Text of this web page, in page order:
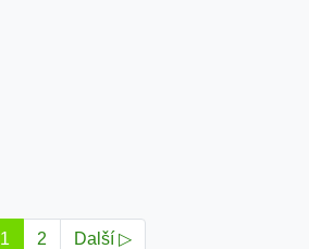
1 2 Další ▷